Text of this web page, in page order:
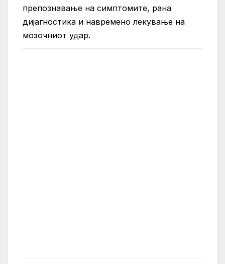
препознавање на симптомите, рана
дијагностика и навремено лекување на
мозочниот удар.